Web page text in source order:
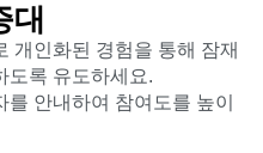
대
개인화된 경험을 통해 잠재
도록 유도하세요.
안내하여 참여도를 높이